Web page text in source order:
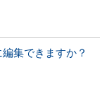
集できますか？